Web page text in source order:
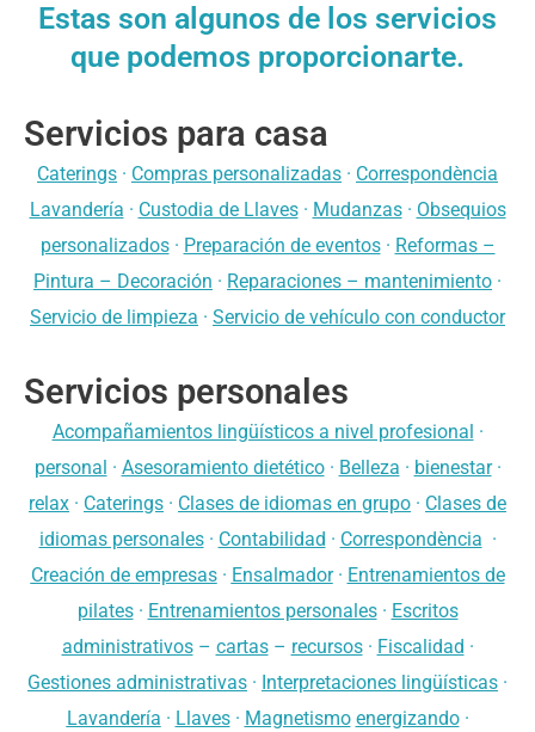
Estas son algunos de los servicios
que podemos proporcionarte.
Servicios para casa
Caterings · Compras personalizadas · Correspondència
Lavandería · Custodia de Llaves· Mudanzas· Obsequios
personalizados· Preparación de eventos· Reformas –
Pintura – Decoración · Reparaciones – mantenimiento ·
Servicio de limpieza · Servicio de vehículo con conductor
Servicios personales
Acompañamientos lingüísticos a nivel profesional ·
personal · Asesoramiento dietético· Belleza · bienestar·
relax · Caterings · Clases de idiomas en grupo · Clases de
idiomas personales· Contabilidad · Correspondència ·
Creación de empresas· Ensalmador· Entrenamientos de
pilates· Entrenamientos personales· Escritos
administrativos– cartas– recursos· Fiscalidad ·
Gestiones administrativas · Interpretaciones lingüísticas ·
Lavandería · Llaves· Magnetismo energizando·